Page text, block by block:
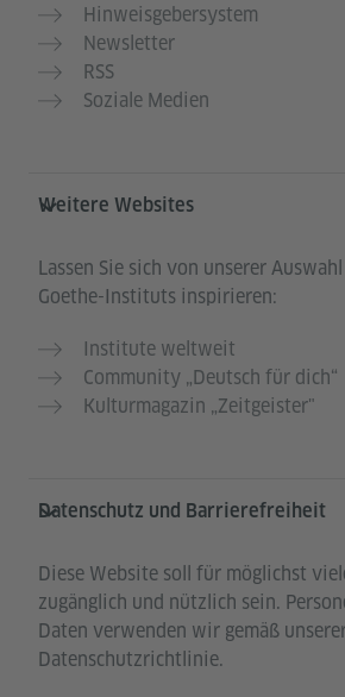
Hinweisgebersystem
Newsletter
RSS
Soziale Medien
Weitere Websites
Lassen Sie sich von unserer
Goethe-Instituts inspirieren:
Institute weltweit
Community „Deutsch für dich“
Kulturmagazin „Zeitgeister"
Datenschutz und Barrierefreiheit
Diese Website soll für möglichst
zugänglich und nützlich sein.
Daten verwenden wir gemäß
Datenschutzrichtlinie.